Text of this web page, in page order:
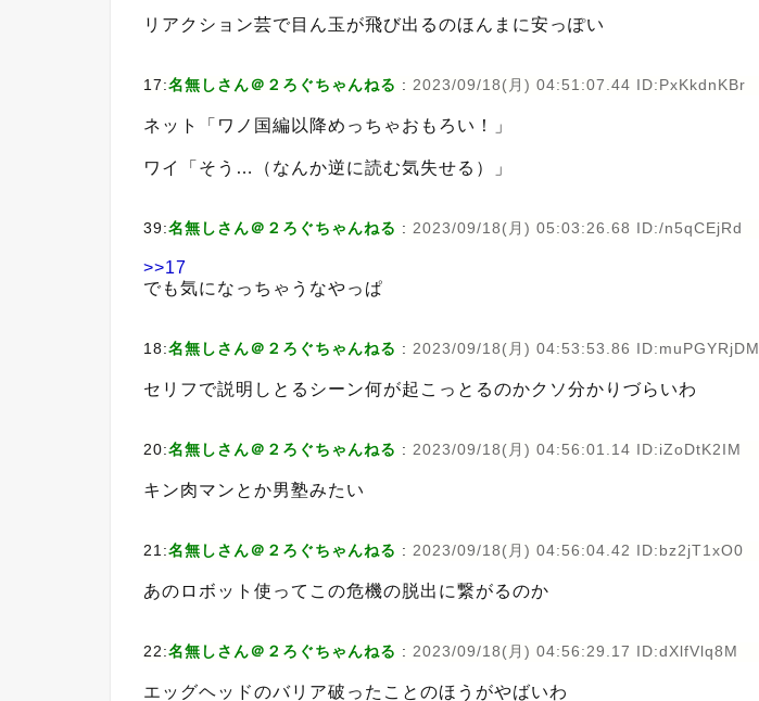
リアクション芸で目ん玉が飛び出るのほんまに安っぽい
17:名無しさん＠２ろぐちゃんねる : 2023/09/18(月) 04:51:07.44 ID:PxKkdnKBr
ネット「ワノ国編以降めっちゃおもろい！」
ワイ「そう…（なんか逆に読む気失せる）」
39:名無しさん＠２ろぐちゃんねる : 2023/09/18(月) 05:03:26.68 ID:/n5qCEjRd
>>17
でも気になっちゃうなやっぱ
18:名無しさん＠２ろぐちゃんねる : 2023/09/18(月) 04:53:53.86 ID:muPGYRjDM
セリフで説明しとるシーン何が起こっとるのかクソ分かりづらいわ
20:名無しさん＠２ろぐちゃんねる : 2023/09/18(月) 04:56:01.14 ID:iZoDtK2IM
キン肉マンとか男塾みたい
21:名無しさん＠２ろぐちゃんねる : 2023/09/18(月) 04:56:04.42 ID:bz2jT1xO0
あのロボット使ってこの危機の脱出に繋がるのか
22:名無しさん＠２ろぐちゃんねる : 2023/09/18(月) 04:56:29.17 ID:dXlfVlq8M
エッグヘッドのバリア破ったことのほうがやばいわ